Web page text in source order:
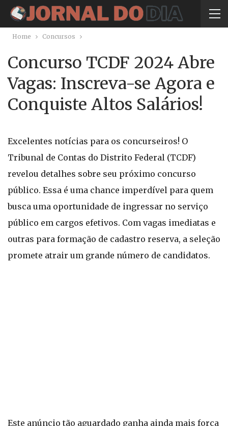
Home Concursos
Concurso TCDF 2024 Abre
Vagas: Inscreva-se Agora e
Conquiste Altos Salários!
Excelentes notícias para os concurseiros! O
Tribunal de Contas do Distrito Federal (TCDF)
revelou detalhes sobre seu próximo concurso
público. Essa é uma chance imperdível para quem
busca uma oportunidade de ingressar no serviço
público em cargos efetivos. Com vagas imediatas e
outras para formação de cadastro reserva, a seleção
promete atrair um grande número de candidatos.
Este anúncio tão aguardado ganha ainda mais força